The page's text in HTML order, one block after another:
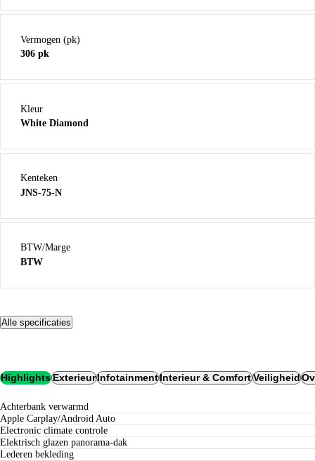
Vermogen (pk)
306 pk
Kleur
White Diamond
Kenteken
JNS-75-N
BTW/Marge
BTW
Alle specificaties
HighlightsExterieurInfotainmentInterieur & ComfortVeiligheid
achterbank verwarmd
Apple Carplay/Android Auto
electronic climate controle
elektrisch glazen panorama-dak
lederen bekleding